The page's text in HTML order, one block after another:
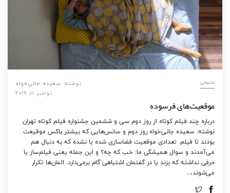
داستانی نوشته: سعیده جانی‌خواه
نوامبر 11, 2019
موقعیت‌های فرسوده
درباره چند فیلم کوتاه از روز دوم سی و ششمین جشنواره فیلم کوتاه تهران
نوشته: سعیده جانی‌خواه روز دوم و سانس‌هایی که بیشتر باکس موقیعت
بودند تا فیلم. تعدادی موقعیت فضاسازی شده یا نشده که به دنبال هم
می‌آمدند و سوال همیشگی ما: خب که چه؟ و این جمله یعنی فیلم‌ساز یا
حرفی نداشته که بزند یا در گفتمان اشتباهی گام برمی‌دارد. المان‌ها تکرار
می‌شوند،…